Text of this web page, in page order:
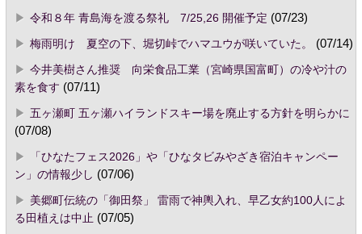
令和８年 青島海を渡る祭礼 7/25,26 開催予定 (07/23)
梅雨明け 夏空の下、堀切峠でハマユウが咲いていた。
(07/14)
今井美樹さん推奨 向栄食品工業（宮崎県国富町）の冷や汁の
素を食す (07/11)
五ヶ瀬町 五ヶ瀬ハイランドスキー場を廃止する方針を明らかに
(07/08)
「ひなたフェス2026」や「ひなタビみやざき宿泊キャンペー
ン」の情報少し (07/06)
美郷町伝統の「御田祭」 雷雨で神輿入れ、早乙女約100人によ
る田植えは中止 (07/05)